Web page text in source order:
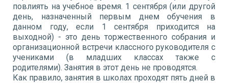
повлиять на учебное время. 1 сентября (или другой
день, назначенный первым днем обучения в
данном году, если 1 сентября приходится на
выходной) - это день торжественного собрания и
организационной встречи классного руководителя с
учениками (в младших классах также с
родителями). Занятия в этот день не проводятся.
Как правило, занятия в школах проходят пять дней в